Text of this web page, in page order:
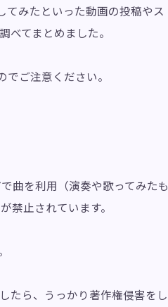
みたといった動画の投稿やス
てまとめました。
ご注意ください。
曲を利用（演奏や歌ってみたも
禁止されています。
たら、うっかり著作権侵害をし